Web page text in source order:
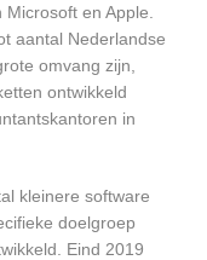
en Apple.
aantal Nederlandse
omvang zijn,
ontwikkeld
in
kleinere software
doelgroep
Eind 2019